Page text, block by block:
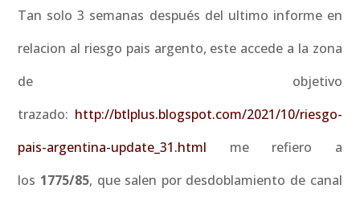
Tan solo 3 semanas después del ultimo informe en
relacion al riesgo pais argento, este accede a la zona
de objetivo
trazado: http://btlplus.blogspot.com/2021/10/riesgo-
pais-argentina-update_31.html me refiero a
los 1775/85, que salen por desdoblamiento de canal